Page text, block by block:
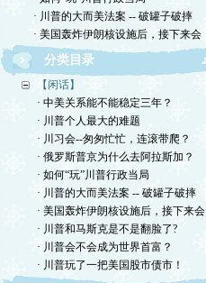
· 川普的大而美法案 -- 破罐子破摔
· 美国轰炸伊朗核设施后，接下来会
分类目录
【闲话】
· 中美关系能不能稳定三年？
· 川普个人最大的难题
· 川习会--匆匆忙忙，连滚带爬？
· 俄罗斯普京为什么去阿拉斯加？
· 如何“玩”川普行政当局
· 川普的大而美法案 -- 破罐子破摔
· 美国轰炸伊朗核设施后，接下来会
· 川普和马斯克是不是翻脸了?
· 川普会不会成为世界首富？
· 川普玩了一把美国股市债市！